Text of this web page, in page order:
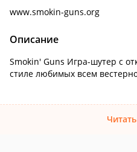
www.smokin-guns.org
Описание
Smokin' Guns Игра-шутер с
стиле любимых всем